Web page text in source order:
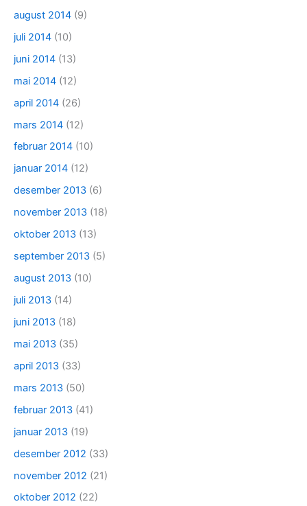
august 2014 (9)
juli 2014 (10)
juni 2014 (13)
mai 2014 (12)
april 2014 (26)
mars 2014 (12)
februar 2014 (10)
januar 2014 (12)
desember 2013 (6)
november 2013 (18)
oktober 2013 (13)
september 2013 (5)
august 2013 (10)
juli 2013 (14)
juni 2013 (18)
mai 2013 (35)
april 2013 (33)
mars 2013 (50)
februar 2013 (41)
januar 2013 (19)
desember 2012 (33)
november 2012 (21)
oktober 2012 (22)